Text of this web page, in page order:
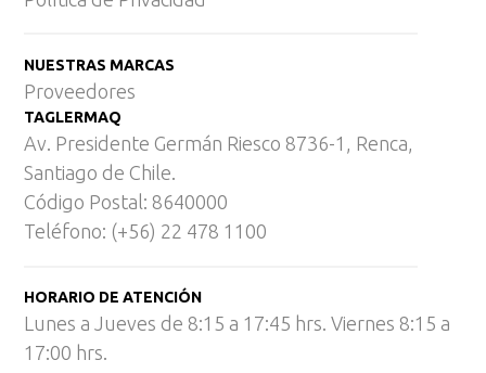
NUESTRAS MARCAS
Proveedores
TAGLERMAQ
Av. Presidente Germán Riesco 8736-1, Renca,
Santiago de Chile.
Código Postal: 8640000
Teléfono: (+56) 22 478 1100
HORARIO DE ATENCIÓN
Lunes a Jueves de 8:15 a 17:45 hrs. Viernes 8:15 a
17:00 hrs.